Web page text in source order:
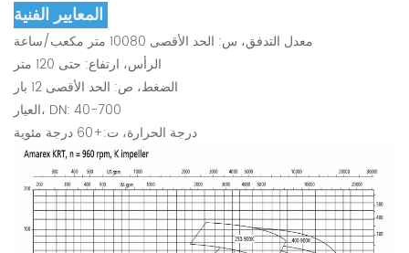
معدل التدفق، س: الحد الأقصى 10080 متر مكعب/ساعة
الرأس، ارتفاع: حتى 120 متر
الضغط، ص: الحد الأقصى 12 بار
العيار، DN: 40-700
درجة الحرارة، ت:+60 درجة مئوية